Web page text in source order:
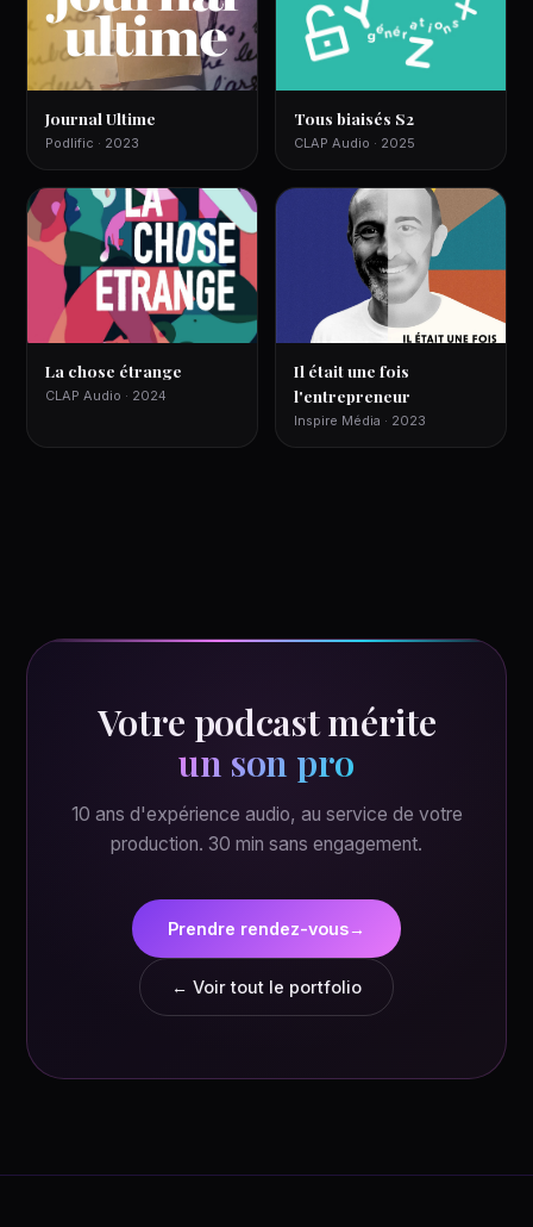
Journal Ultime
Podlific · 2023
Tous biaisés S2
CLAP Audio · 2025
La chose étrange
CLAP Audio · 2024
Il était une fois
l'entrepreneur
Inspire Média · 2023
Votre podcast mérite
un son pro
10 ans d'expérience audio, au service de votre
production. 30 min sans engagement.
Prendre rendez-vous→
← Voir tout le portfolio